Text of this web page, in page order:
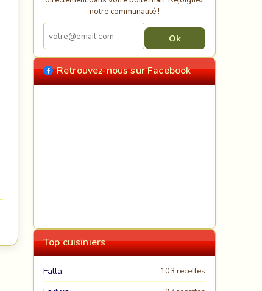
notre communauté !
Retrouvez-nous sur Facebook
Top cuisiniers
Falla 103 recettes